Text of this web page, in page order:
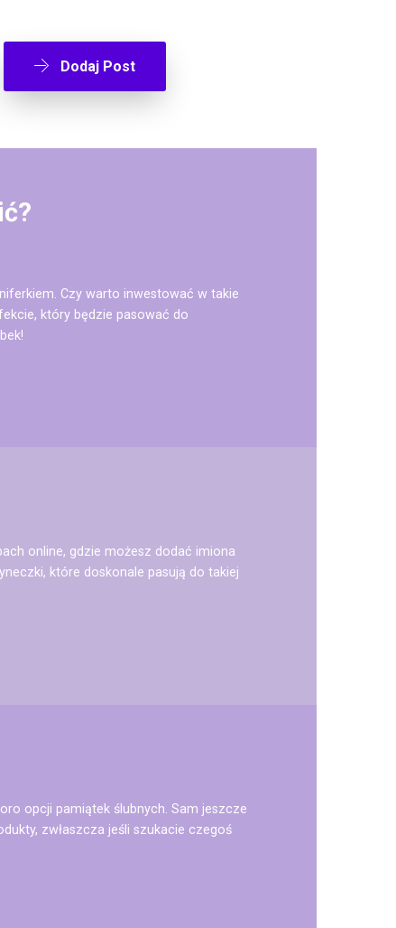
Dodaj Post
Czy warto inwestować w takie
który będzie pasować do
online, gdzie możesz dodać imiona
które doskonale pasują do takiej
opcji pamiątek ślubnych. Sam jeszcze
zwłaszcza jeśli szukacie czegoś